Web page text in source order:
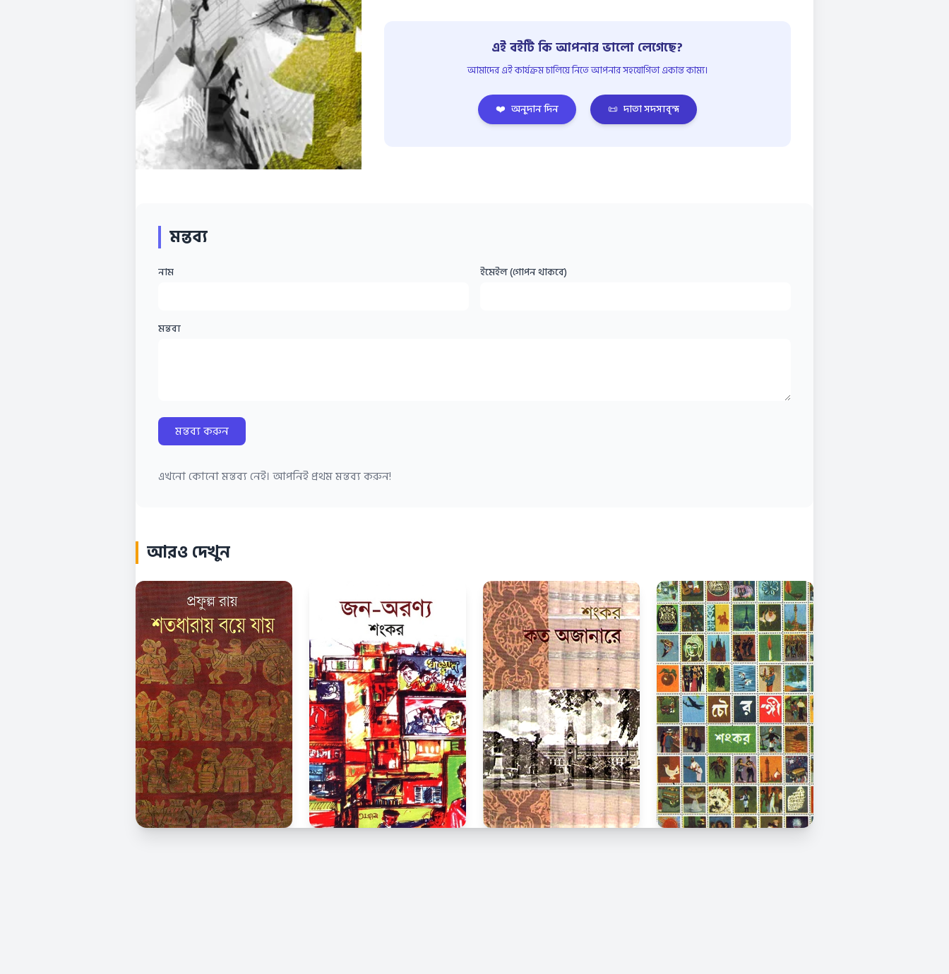
এই বইটি কি আপনার ভালো লেগেছে?
আমাদের এই কার্যক্রম চালিয়ে নিতে আপনার সহযোগিতা একান্ত কাম্য।
❤️ অনুদান দিন 📜 দাতা সদস্যবৃন্দ
মন্তব্য
নাম ইমেইল (গোপন থাকবে)
মন্তব্য
মন্তব্য করুন
এখনো কোনো মন্তব্য নেই। আপনিই প্রথম মন্তব্য করুন!
আরও দেখুন